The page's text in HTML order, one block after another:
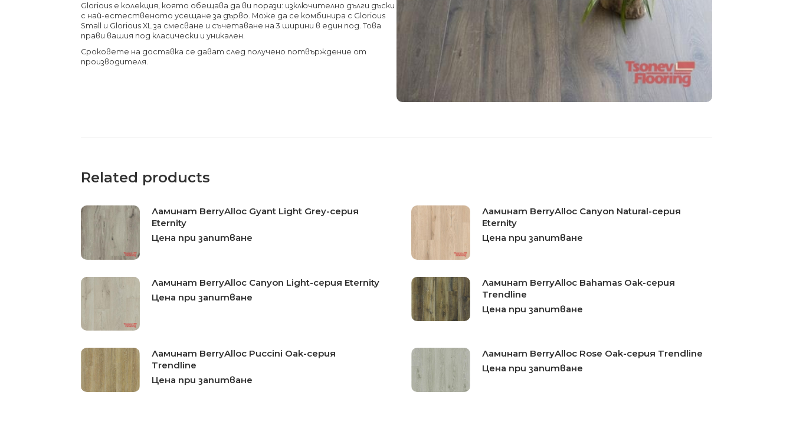
Glorious е колекция, която обещава да ви порази: изключително дълги дъски
с най-естественото усещане за дърво. Може да се комбинира с Glorious
Small и Glorious XL за смесване и съчетаване на 3 ширини в един под. Това
прави вашия под класически и уникален.
Сроковете на доставка се дават след получено потвърждение от
производителя.
Related products
Ламинат BerryAlloc Gyant Light Grey-серия
Eternity
Цена при запитване
Ламинат BerryAlloc Canyon Natural-серия
Eternity
Цена при запитване
Ламинат BerryAlloc Canyon Light-серия Eternity
Цена при запитване
Ламинат BerryAlloc Bahamas Oak-серия
Trendline
Цена при запитване
Ламинат BerryAlloc Puccini Oak-серия
Trendline
Цена при запитване
Ламинат BerryAlloc Rose Oak-серия Trendline
Цена при запитване